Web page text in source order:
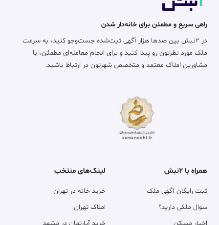
راهی سریع و مطمئن برای خانه‌دار شدن
در ۲نبش بین صدها هزار آگهی ثبت‌شده جست‌وجو کنید، به سرعت
ملک مورد نظرتون رو پیدا کنید و برای انجام معامله‌ای مطمئن، با
مشاورین املاک معتمد و متخصص شهرتون در ارتباط باشید.
همراه با ۲نبش
ثبت رایگان آگهی ملک
سوال ملکی دارید؟
اخبار مسکن
لینک‌های منتخب
خرید خانه در تهران
املاک تهران
خرید آپارتمان در مشهد